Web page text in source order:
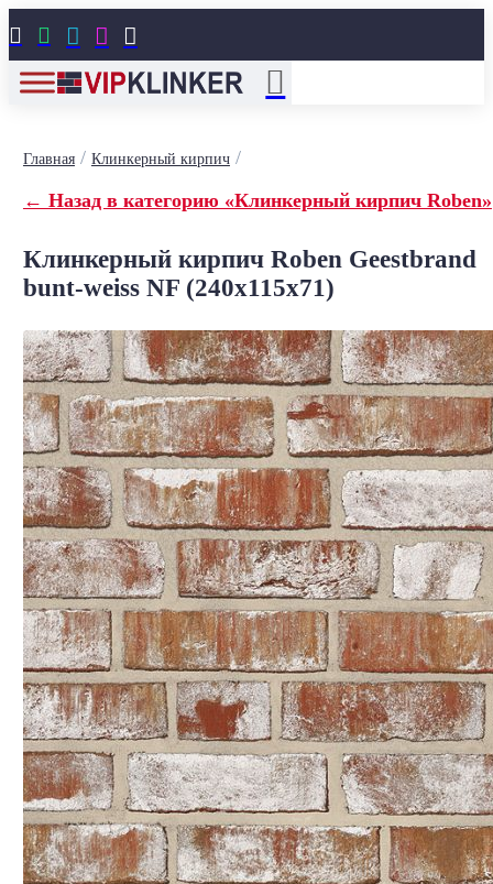
    
Главная/ Клинкерный кирпич/
← Назад в категорию «Клинкерный кирпич Roben»
Клинкерный кирпич Roben Geestbrand
bunt-weiss NF (240x115x71)